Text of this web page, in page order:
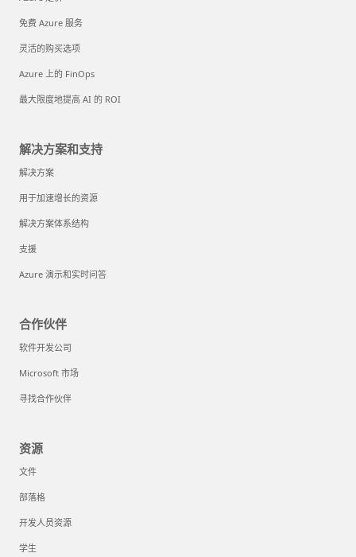
免费 Azure 服务
灵活的购买选项
Azure 上的 FinOps
最大限度地提高 AI 的 ROI
解决方案和支持
解决方案
用于加速增长的资源
解决方案体系结构
支援
Azure 演示和实时问答
合作伙伴
软件开发公司
Microsoft 市场
寻找合作伙伴
资源
文件
部落格
开发人员资源
学生